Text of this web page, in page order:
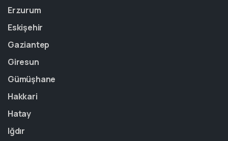
Erzurum
Eskişehir
Gaziantep
Giresun
Gümüşhane
Hakkari
Hatay
Iğdır